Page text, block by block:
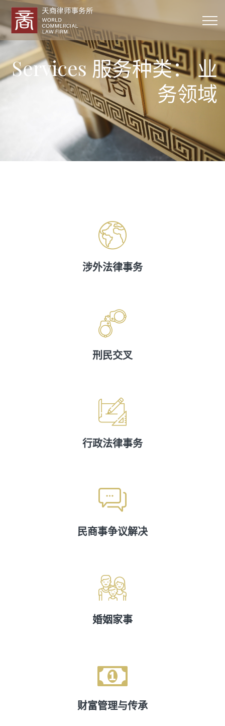
Services 服务种类：业
务领域
涉外法律事务
刑民交叉
行政法律事务
民商事争议解决
婚姻家事
财富管理与传承